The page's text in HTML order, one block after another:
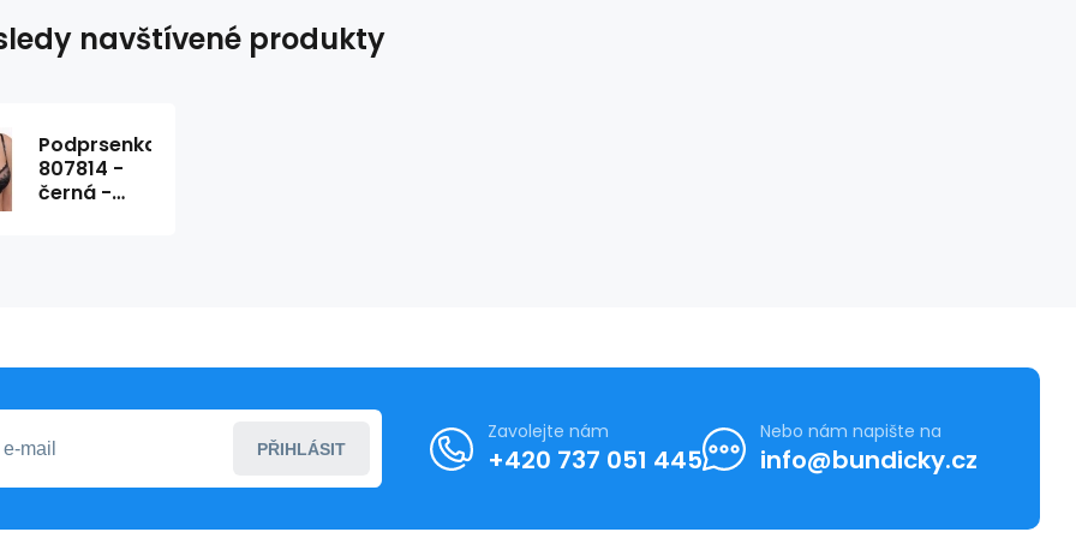
navštívené produkty
Podprsenka
807814 -
černá -
PŘIHLÁSIT
Zavolejte nám
+420 737 051 445
Nebo nám napište na
info@bundicky.cz